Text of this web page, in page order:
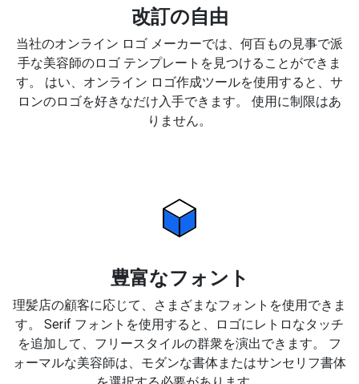
改訂の自由
当社のオンライン ロゴ メーカーでは、何百もの見事で派
手な美容師のロゴ テンプレートを見つけることができま
す。 はい、オンライン ロゴ作成ツールを使用すると、サ
ロンのロゴを好きなだけ入手できます。 使用に制限はあ
りません。
豊富なフォント
理髪店の顧客に応じて、さまざまなフォントを使用できま
す。 Serif フォントを使用すると、ロゴにレトロなタッチ
を追加して、フリースタイルの群衆を演出できます。 フ
ォーマルな美容師は、モダンな書体またはサンセリフ書体